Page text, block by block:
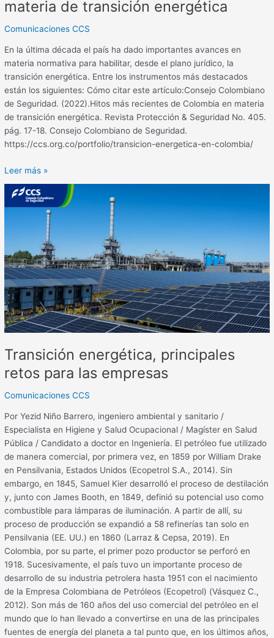
materia de transición energética
Comunicaciones CCS
En la última década el país ha dado importantes avances en
materia normativa para habilitar, desde el plano jurídico, la
transición energética. Entre los instrumentos más destacados
están los siguientes: Cómo citar este artículo:Consejo Colombiano
de Seguridad. (2022).Hitos más recientes de Colombia en materia
de transición energética. Revista Protección & Seguridad No. 405.
pág. 17-18. Consejo Colombiano de Seguridad.
https://ccs.org.co/portfolio/transicion-energetica-en-colombia/
Leer más »
Transición energética, principales
retos para las empresas
Comunicaciones CCS
Por Yezid Niño Barrero, ingeniero ambiental y sanitario /
Especialista en Higiene y Salud Ocupacional / Magíster en Salud
Pública / Candidato a doctor en Ingeniería. El petróleo fue utilizado
de manera comercial, por primera vez, en 1859 por William Drake
en Pensilvania, Estados Unidos (Ecopetrol S.A., 2014). Sin
embargo, en 1845, Samuel Kier desarrolló el proceso de destilación
y, junto con James Booth, en 1849, definió su potencial uso como
combustible para lámparas de iluminación. A partir de allí, su
proceso de producción se expandió a 58 refinerías tan solo en
Pensilvania (EE. UU.) en 1860 (Larraz & Cepsa, 2019). En
Colombia, por su parte, el primer pozo productor se perforó en
1918. Sucesivamente, el país tuvo un importante proceso de
desarrollo de su industria petrolera hasta 1951 con el nacimiento
de la Empresa Colombiana de Petróleos (Ecopetrol) (Vásquez C.,
2012). Son más de 160 años del uso comercial del petróleo en el
mundo que lo han llevado a convertirse en una de las principales
fuentes de energía del planeta a tal punto que, en los últimos años,
Transición
energética,
las
empresas